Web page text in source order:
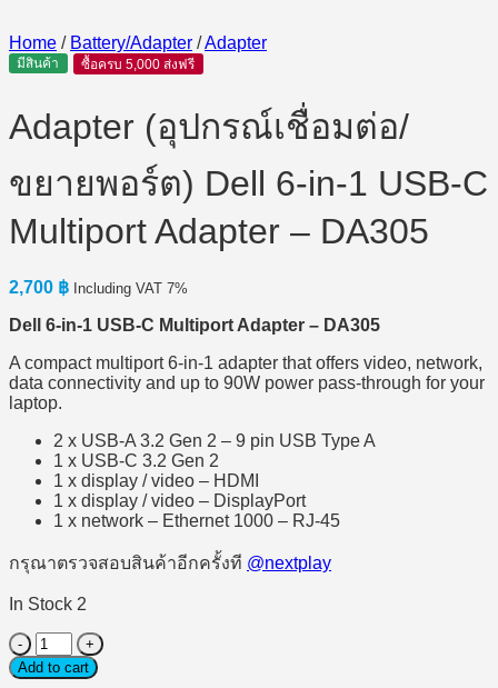
Home / Battery/Adapter /Adapter
มีสินค้า ซื้อครบ 5,000 ส่งฟรี
Adapter (อุปกรณ์เชื่อมต่อ/
ขยายพอร์ต) Dell 6-in-1 USB-C
Multiport Adapter – DA305
2,700 ฿ Including VAT 7%
Dell 6-in-1 USB-C Multiport Adapter – DA305
A compact multiport 6-in-1 adapter that offers video, network,
data connectivity and up to 90W power pass-through for your
laptop.
2 x USB-A 3.2 Gen 2 – 9 pin USB Type A
1 x USB-C 3.2 Gen 2
1 x display / video – HDMI
1 x display / video – DisplayPort
1 x network – Ethernet 1000 – RJ-45
กรุณาตรวจสอบสินค้าอีกครั้งที @nextplay
In Stock 2
Adapter
(อุปกรณ์
Add to cart